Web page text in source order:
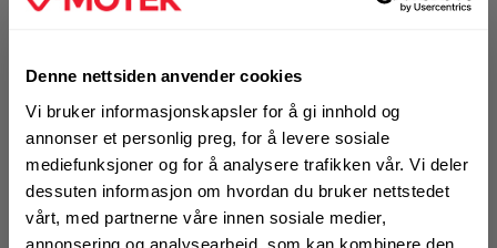
Denne nettsiden anvender cookies
Vi bruker informasjonskapsler for å gi innhold og
annonser et personlig preg, for å levere sosiale
mediefunksjoner og for å analysere trafikken vår. Vi deler
dessuten informasjon om hvordan du bruker nettstedet
vårt, med partnerne våre innen sosiale medier,
annonsering og analysearbeid, som kan kombinere den
Logg inn eller
se din avtalepris
Handleliste
Art.nr. 72288384
U-bolt MP-UB 48 1-1/2" M8 ELF